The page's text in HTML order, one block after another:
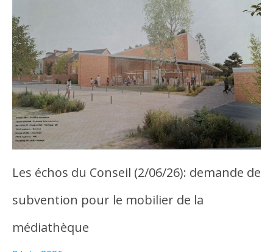
Les échos du Conseil (2/06/26): demande de
subvention pour le mobilier de la
médiathèque